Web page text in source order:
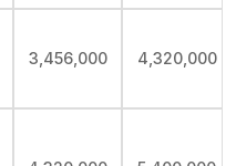
3,456,000 4,320,000